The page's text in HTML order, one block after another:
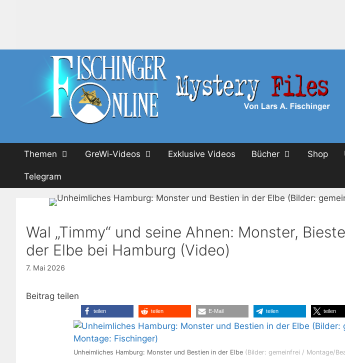
Themen GreWi-Videos Exklusive Videos Bücher Shop
Telegram
Wal „Timmy“ und seine Ahnen: Monster,
der Elbe bei Hamburg (Video)
7. Mai 2026
Beitrag teilen
teilen teilen E-Mail teilen teilen
Unheimliches Hamburg: Monster und Bestien in der Elbe (Bilder: gemeinfrei / Montage/